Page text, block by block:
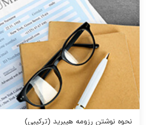
نحوه نوشتن رزومه هیبرید (ترکیبی)